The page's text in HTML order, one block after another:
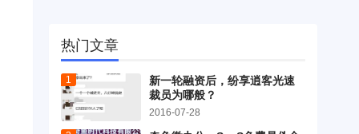
热门文章
新一轮融资后，纷享逍客光速
裁员为哪般？
2016-07-28